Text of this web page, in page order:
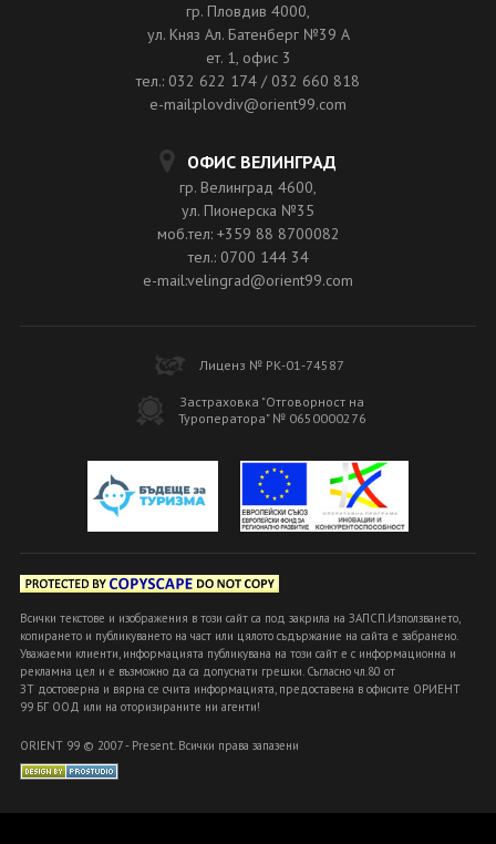
гр. Пловдив 4000,
ул. Княз Ал. Батенберг №39 A
ет. 1, офис 3
тел.: 032 622 174 / 032 660 818
e-mail:plovdiv@orient99.com
ОФИС ВЕЛИНГРАД
гр. Велинград 4600,
ул. Пионерска №35
моб.тел: +359 88 8700082
тел.: 0700 144 34
e-mail:velingrad@orient99.com
Лиценз № РК-01-74587
Застраховка "Отговорност на
Туроператора" № 0650000276
Всички текстове и изображения в този сайт са под закрила на ЗАПСП.Използването,
копирането и публикуването на част или цялото съдържание на сайта е забранено.
Уважаеми клиенти, информацията публикувана на този сайт е с информационна и
рекламна цел и е възможно да са допуснати грешки. Съгласно чл.80 от
ЗТ достоверна и вярна се счита информацията, предоставена в офисите ОРИЕНТ
99 БГ ООД или на оторизираните ни агенти!
ORIENT 99 © 2007 - Present. Всички права запазени